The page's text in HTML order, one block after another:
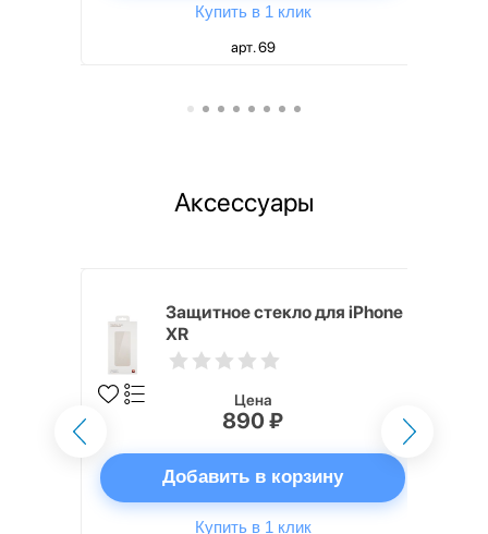
Купить в 1 клик
арт. 69
Аксессуары
Защитное стекло для iPhone
XR
Цена
890 ₽
Добавить в корзину
Купить в 1 клик